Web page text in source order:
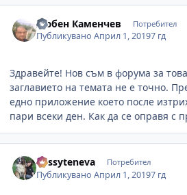
Любен Каменчев Потребител
ПубликуваноАприл 1, 20197 гд
Здравейте! Нов съм в форума за
заглавието на темата не е точно.
едно приложение което после
пари всеки ден. Как да се оправя с
dessyteneva Потребител
ПубликуваноАприл 1, 20197 гд